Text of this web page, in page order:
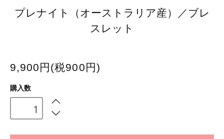
プレナイト（オーストラリア産）／ブレ
スレット
9,900円(税900円)
購入数